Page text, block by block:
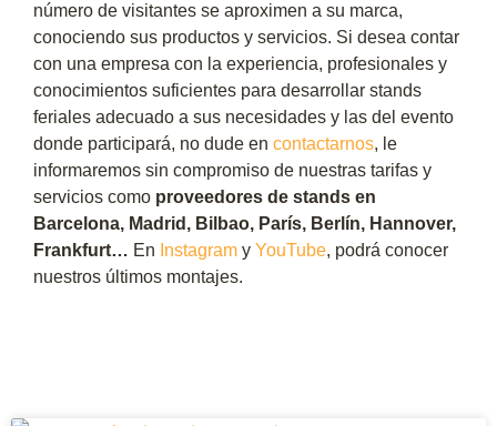
número de visitantes se aproximen a su marca,
conociendo sus productos y servicios. Si desea contar
con una empresa con la experiencia, profesionales y
conocimientos suficientes para desarrollar stands
feriales adecuado a sus necesidades y las del evento
donde participará, no dude en contactarnos, le
informaremos sin compromiso de nuestras tarifas y
servicios como proveedores de stands en
Barcelona, Madrid, Bilbao, París, Berlín, Hannover,
Frankfurt… En Instagram y YouTube, podrá conocer
nuestros últimos montajes.